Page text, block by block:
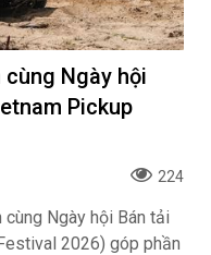
Ngày hội
Pickup
224
Ngày hội Bán tải
2026) góp phần